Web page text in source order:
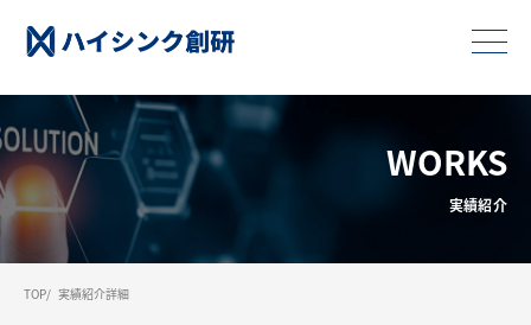
WORKS
実績紹介
TOP 実績紹介詳細